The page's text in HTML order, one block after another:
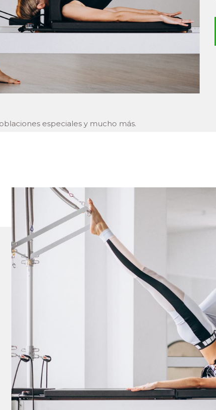
especiales y mucho más.